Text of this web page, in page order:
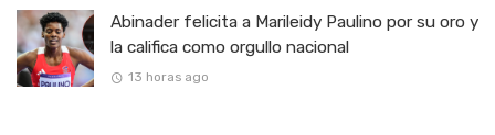
Abinader felicita a Marileidy Paulino por su oro y
la califica como orgullo nacional
13 horas ago